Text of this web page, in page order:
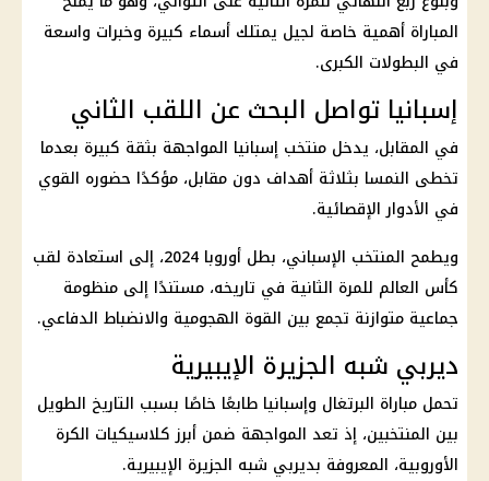
المباراة أهمية خاصة لجيل يمتلك أسماء كبيرة وخبرات واسعة
في البطولات الكبرى.
إسبانيا تواصل البحث عن اللقب الثاني
في المقابل، يدخل منتخب إسبانيا المواجهة بثقة كبيرة بعدما
تخطى النمسا بثلاثة أهداف دون مقابل، مؤكدًا حضوره القوي
في الأدوار الإقصائية.
ويطمح المنتخب الإسباني، بطل أوروبا 2024، إلى استعادة لقب
كأس العالم للمرة الثانية في تاريخه، مستندًا إلى منظومة
جماعية متوازنة تجمع بين القوة الهجومية والانضباط الدفاعي.
ديربي شبه الجزيرة الإيبيرية
تحمل مباراة البرتغال وإسبانيا طابعًا خاصًا بسبب التاريخ الطويل
بين المنتخبين، إذ تعد المواجهة ضمن أبرز كلاسيكيات الكرة
الأوروبية، المعروفة بديربي شبه الجزيرة الإيبيرية.